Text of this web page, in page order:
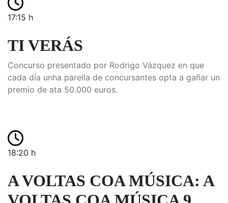
17:15 h
TI VERÁS
Concurso presentado por Rodrigo Vázquez en que
cada día unha parella de concursantes opta a gañar un
premio de ata 50.000 euros.
18:20 h
A VOLTAS COA MÚSICA: A